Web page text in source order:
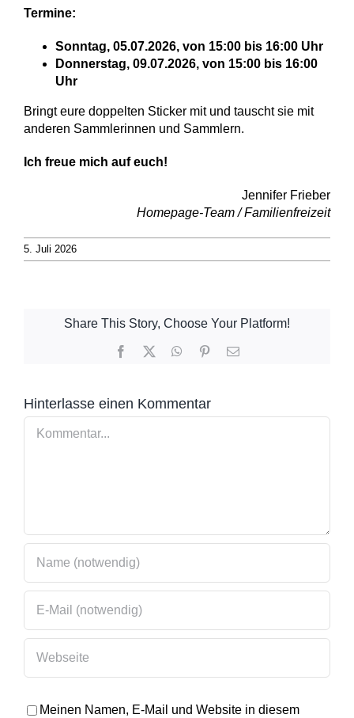
Termine:
Sonntag, 05.07.2026, von 15:00 bis 16:00 Uhr
Donnerstag, 09.07.2026, von 15:00 bis 16:00
Uhr
Bringt eure doppelten Sticker mit und tauscht sie mit
anderen Sammlerinnen und Sammlern.
Ich freue mich auf euch!
Jennifer Frieber
Homepage-Team / Familienfreizeit
5. Juli 2026
Share This Story, Choose Your Platform!
Facebook WhatsApp
Pinterest
E-
Hinterlasse einen Kommentar
Meinen Namen, E-Mail und Website in diesem